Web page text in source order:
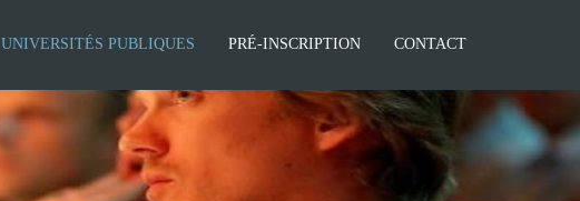
UNIVERSITÉS PUBLIQUES PRÉ-INSCRIPTION CONTACT